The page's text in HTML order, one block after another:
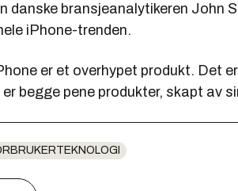
danske bransjeanalytikeren John
iPhone-trenden.
er et overhypet produkt. Det
er begge pene produkter, skapt av